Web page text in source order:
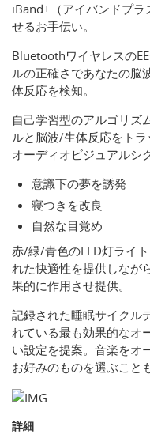
iBand+（アイバンドプ
せるお手伝い。
Bluetoothワイヤレスの
ルの正確さであなたの脳
体反応を検知。
自己学習型のアルゴリズ
ルと脳波/生体反応をト
オーディオビジュアルシ
意識下の夢を誘発
寝つきを改良
自然な目覚め
赤/緑/青色のLED灯ライ
れた快適性を提供しなが
果的に作用させ提供。
記録された睡眠サイクル
れている最も効果的なオ
い設定を提案。音楽をオ
お好みのものを選ぶこと
詳細